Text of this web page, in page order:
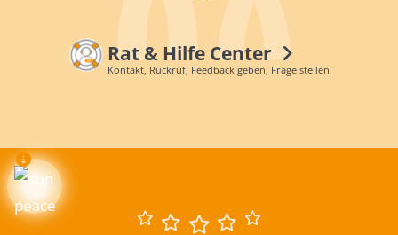
Rat & Hilfe Center
Kontakt, Rückruf, Feedback geben, Frage stellen